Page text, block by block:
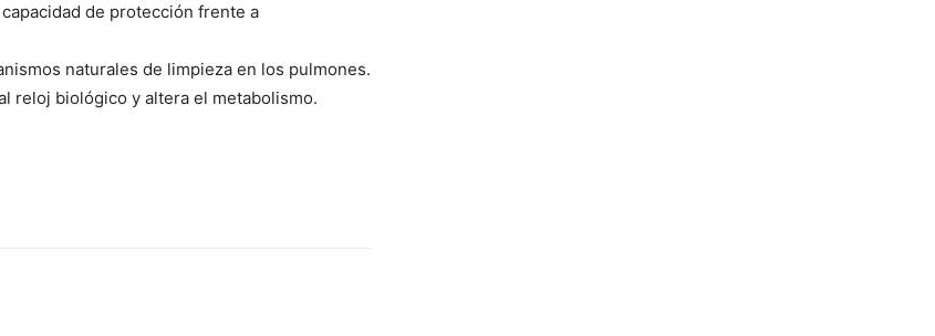
de protección frente a
naturales de limpieza en los pulmones.
reloj biológico y altera el metabolismo.